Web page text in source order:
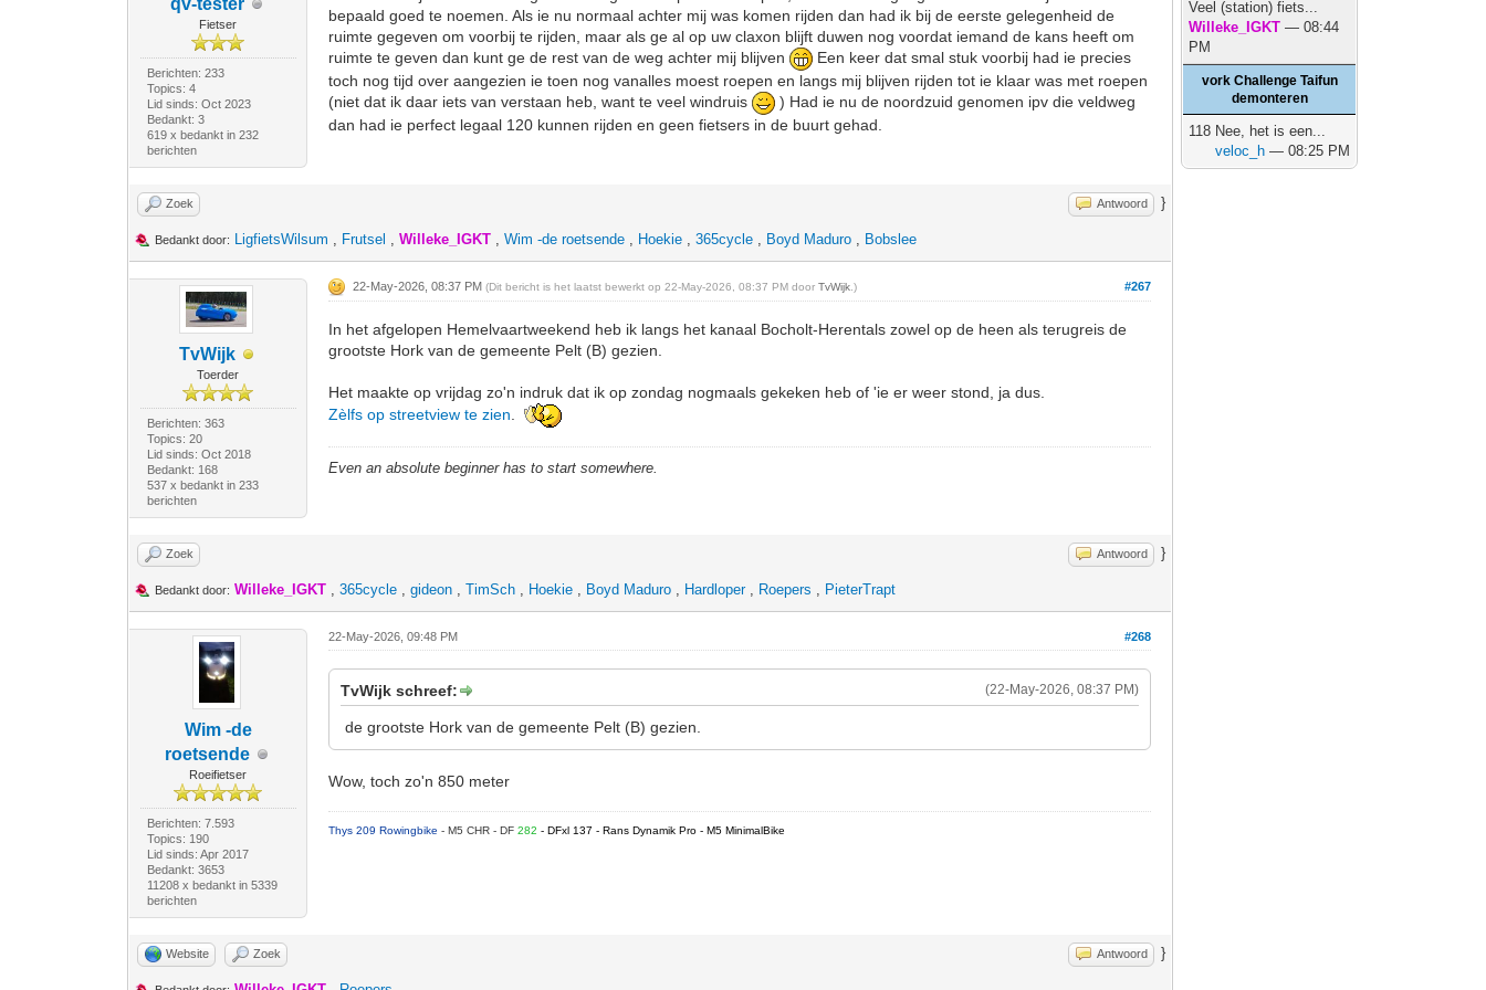
qv-tester
Fietser
Berichten: 233
Topics: 4
Lid sinds: Oct 2023
Bedankt: 3
619 x bedankt in 232
berichten
bepaald goed te noemen. Als ie nu normaal achter mij was komen rijden dan had ik bij de eerste gelegenheid de
ruimte gegeven om voorbij te rijden, maar als ge al op uw claxon blijft duwen nog voordat iemand de kans heeft om
ruimte te geven dan kunt ge de rest van de weg achter mij blijven
Een keer dat smal stuk voorbij had ie precies
toch nog tijd over aangezien ie toen nog vanalles moest roepen en langs mij blijven rijden tot ie klaar was met roepen
(niet dat ik daar iets van verstaan heb, want te veel windruis
) Had ie nu de noordzuid genomen ipv die veldweg
dan had ie perfect legaal 120 kunnen rijden en geen fietsers in de buurt gehad.
Zoek Antwoord }
Bedankt door: LigfietsWilsum , Frutsel ,Willeke_IGKT ,Wim -de roetsende , Hoekie ,365cycle , Boyd Maduro , Bobslee
TvWijk
Toerder
Berichten: 363
Topics: 20
Lid sinds: Oct 2018
Bedankt: 168
537 x bedankt in 233
berichten
#267
22-May-2026, 08:37 PM(Dit bericht is het laatst bewerkt op 22-May-2026, 08:37 PM doorTvWijk .)
In het afgelopen Hemelvaartweekend heb ik langs het kanaal Bocholt-Herentals zowel op de heen als terugreis de
grootste Hork van de gemeente Pelt (B) gezien.
Het maakte op vrijdag zo'n indruk dat ik op zondag nogmaals gekeken heb of 'ie er weer stond, ja dus.
Zèlfs op streetview te zien .
Even an absolute beginner has to start somewhere.
Zoek Antwoord }
Bedankt door: Willeke_IGKT ,365cycle ,gideon ,TimSch , Hoekie , Boyd Maduro , Hardloper, Roepers , PieterTrapt
Wim -de
roetsende
Roeifietser
Berichten: 7.593
Topics: 190
Lid sinds: Apr 2017
Bedankt: 3653
11208 x bedankt in 5339
berichten
#268
22-May-2026, 09:48 PM
(22-May-2026, 08:37 PM)
TvWijk schreef:
de grootste Hork van de gemeente Pelt (B) gezien.
Wow, toch zo'n 850 meter
Thys 209 Rowingbike- M5 CHR - DF282- DFxl 137 - Rans Dynamik Pro - M5 MinimalBike
Website Zoek Antwoord }
Veel (station) fiets...
Willeke_IGKT — 08:44
PM
vork Challenge Taifun
demonteren
118 Nee, het is een...
veloc_h — 08:25 PM